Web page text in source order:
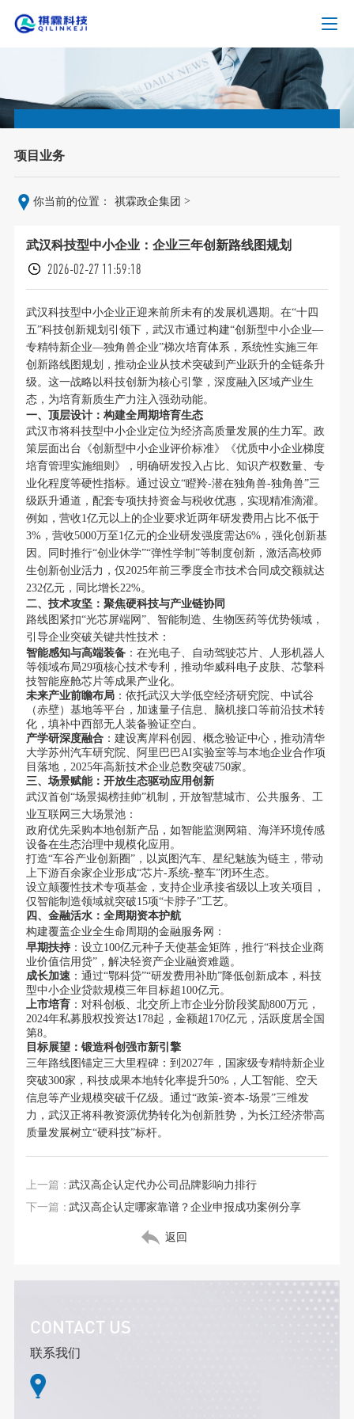
项目业务
你当前的位置： 祺霖政企集团 >
武汉科技型中小企业：企业三年创新路线图规划
2026-02-27 11:59:18
武汉科技型中小企业正迎来前所未有的发展机遇期。在“十四
五”科技创新规划引领下，武汉市通过构建“创新型中小企业—
专精特新企业—独角兽企业”梯次培育体系，系统性实施三年
创新路线图规划，推动企业从技术突破到产业跃升的全链条升
级。这一战略以科技创新为核心引擎，深度融入区域产业生
态，为培育新质生产力注入强劲动能。
一、顶层设计：构建全周期培育生态
武汉市将科技型中小企业定位为经济高质量发展的生力军。政
策层面出台《创新型中小企业评价标准》《优质中小企业梯度
培育管理实施细则》，明确研发投入占比、知识产权数量、专
业化程度等硬性指标。通过设立“瞪羚-潜在独角兽-独角兽”三
级跃升通道，配套专项扶持资金与税收优惠，实现精准滴灌。
例如，营收1亿元以上的企业要求近两年研发费用占比不低于
3%，营收5000万至1亿元的企业研发强度需达6%，强化创新基
因。同时推行“创业休学”“弹性学制”等制度创新，激活高校师
生创新创业活力，仅2025年前三季度全市技术合同成交额就达
232亿元，同比增长22%。
二、技术攻坚：聚焦硬科技与产业链协同
路线图紧扣“光芯屏端网”、智能制造、生物医药等优势领域，
引导企业突破关键共性技术：
智能感知与高端装备：在光电子、自动驾驶芯片、人形机器人
等领域布局29项核心技术专利，推动华威科电子皮肤、芯擎科
技智能座舱芯片等成果产业化。
未来产业前瞻布局：依托武汉大学低空经济研究院、中试谷
（赤壁）基地等平台，加速量子信息、脑机接口等前沿技术转
化，填补中西部无人装备验证空白。
产学研深度融合：建设离岸科创园、概念验证中心，推动清华
大学苏州汽车研究院、阿里巴巴AI实验室等与本地企业合作项
目落地，2025年高新技术企业总数突破750家。
三、场景赋能：开放生态驱动应用创新
武汉首创“场景揭榜挂帅”机制，开放智慧城市、公共服务、工
业互联网三大场景池：
政府优先采购本地创新产品，如智能监测网箱、海洋环境传感
设备在生态治理中规模化应用。
打造“车谷产业创新圈”，以岚图汽车、星纪魅族为链主，带动
上下游百余家企业形成“芯片-系统-整车”闭环生态。
设立颠覆性技术专项基金，支持企业承接省级以上攻关项目，
仅智能制造领域就突破15项“卡脖子”工艺。
四、金融活水：全周期资本护航
构建覆盖企业全生命周期的金融服务网：
早期扶持：设立100亿元种子天使基金矩阵，推行“科技企业商
业价值信用贷”，解决轻资产企业融资难题。
成长加速：通过“鄂科贷”“研发费用补助”降低创新成本，科技
型中小企业贷款规模三年目标超100亿元。
上市培育：对科创板、北交所上市企业分阶段奖励800万元，
2024年私募股权投资达178起，金额超170亿元，活跃度居全国
第8。
目标展望：锻造科创强市新引擎
三年路线图锚定三大里程碑：到2027年，国家级专精特新企业
突破300家，科技成果本地转化率提升50%，人工智能、空天
信息等产业规模突破千亿级。通过“政策-资本-场景”三维发
力，武汉正将科教资源优势转化为创新胜势，为长江经济带高
质量发展树立“硬科技”标杆。
上一篇：武汉高企认定代办公司品牌影响力排行
下一篇：武汉高企认定哪家靠谱？企业申报成功案例分享
返回
CONTACT US
联系我们